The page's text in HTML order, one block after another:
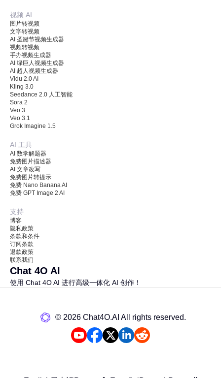
视频 AI
图片转视频
文字转视频
AI 圣诞节视频生成器
视频转视频
手办视频生成器
AI 绿巨人视频生成器
AI 超人视频生成器
Vidu 2.0 AI
Kling 3.0
Seedance 2.0 人工智能
Sora 2
Veo 3
Veo 3.1
Grok Imagine 1.5
AI 工具
AI 数学解题器
免费图片描述器
AI 文章改写
免费图片转提示
免费 Nano Banana AI
免费 GPT Image 2 AI
支持
博客
隐私政策
条款和条件
订阅条款
退款政策
联系我们
Chat 4O AI
使用 Chat 4O AI 进行高级一体化 AI 创作！
©️ 2026 Chat4O.AI All rights reserved.